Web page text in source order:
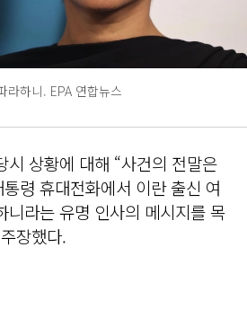
라하니. EPA 연합뉴스
시 상황에 대해 “사건의 전말은
령 휴대전화에서 이란 출신 여
니라는 유명 인사의 메시지를 목
장했다.